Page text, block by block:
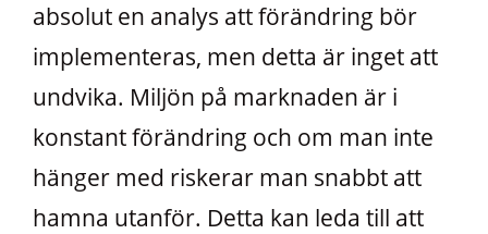
absolut en analys att förändring bör
implementeras, men detta är inget att
undvika. Miljön på marknaden är i
konstant förändring och om man inte
hänger med riskerar man snabbt att
hamna utanför. Detta kan leda till att